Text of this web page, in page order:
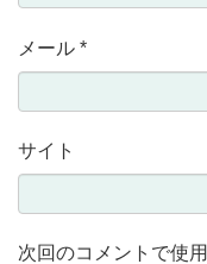
メール *
サイト
次回のコメントで使